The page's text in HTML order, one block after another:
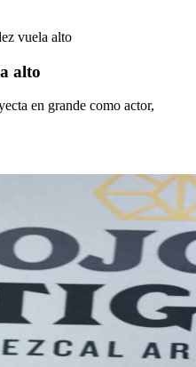
vuela alto
alto
en grande como actor,